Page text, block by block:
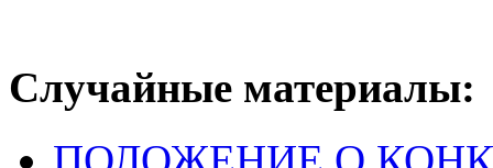
Случайные материалы: